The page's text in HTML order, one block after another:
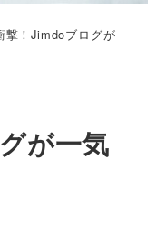
撃！Jimdoブログが
が一気